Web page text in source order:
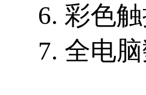
6. 彩色触
7. 全电脑